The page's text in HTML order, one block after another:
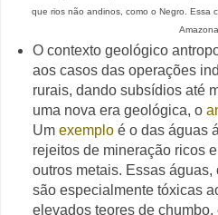
que rios não andinos, como o Negro. Essa
O contexto geológico
aos casos das operações
rurais, dando subsídios até
uma nova era geológica, o
Um exemploé o das águas
rejeitos de mineração ricos
outros metais. Essas águas,
são especialmente tóxicas
elevados teores de